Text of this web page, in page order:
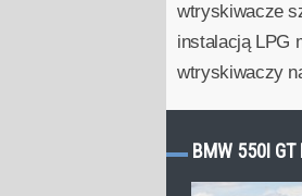
wtryskiwacze
instalacją LPG
wtryskiwaczy
BMW 550I GT